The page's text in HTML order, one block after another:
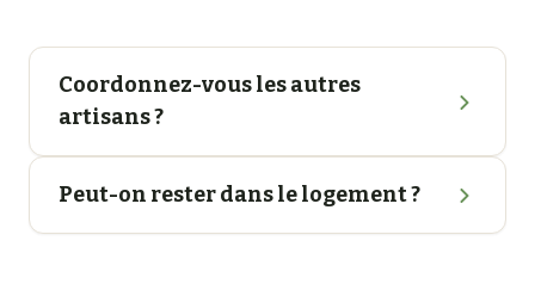
Coordonnez-vous les autres
artisans ?
Peut-on rester dans le logement ?